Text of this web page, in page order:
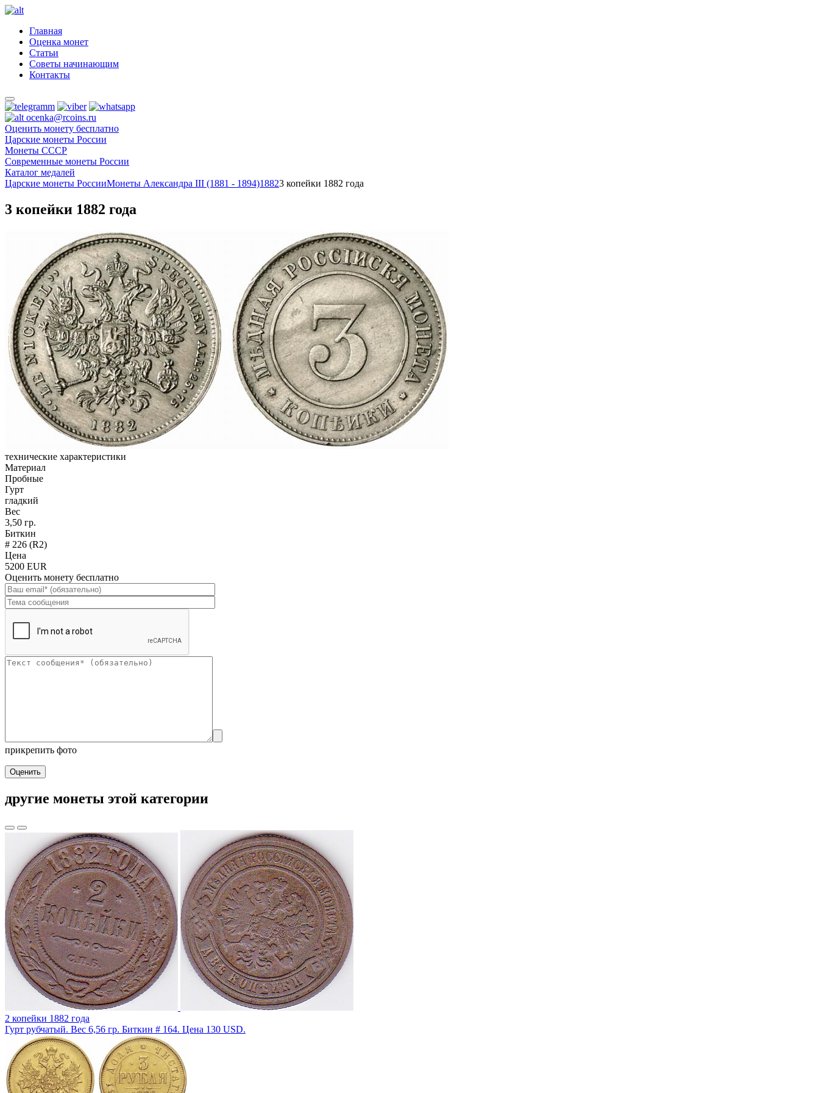
Главная
Оценка монет
Статьи
Советы начинающим
Контакты
ocenka@rcoins.ru
Оценить монету бесплатно
Царские монеты России
Монеты СССР
Современные монеты России
Каталог медалей
Царские монеты РоссииМонеты Александра III (1881 - 1894)18823 копейки 1882 года
3 копейки 1882 года
технические характеристики
Материал
Пробные
Гурт
гладкий
Вес
3,50 гр.
Биткин
# 226 (R2)
Цена
5200 EUR
Оценить монету бесплатно
прикрепить фото
Оценить
другие монеты этой категории
2 копейки 1882 года
Гурт рубчатый. Вес 6,56 гр. Биткин # 164. Цена 130 USD.